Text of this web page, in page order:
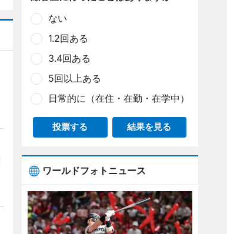
ない
1.2回ある
3.4回ある
5回以上ある
日常的に（在住・在勤・在学中）
投票する 結果を見る
ワールドフォトニュース